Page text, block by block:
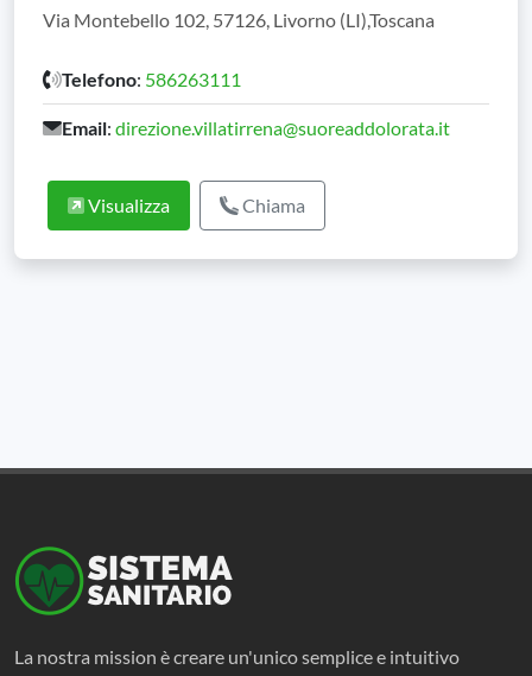
Via Montebello 102, 57126, Livorno (LI),Toscana
Telefono: 586263111
Email: direzione.villatirrena@suoreaddolorata.it
Visualizza Chiama
La nostra mission è creare un'unico semplice e intuitivo